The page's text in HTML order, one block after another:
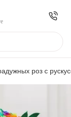
роз с